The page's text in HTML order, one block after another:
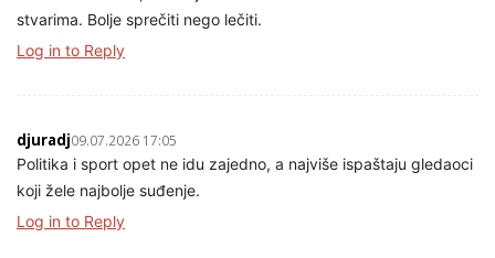
stvarima. Bolje sprečiti nego lečiti.
Log in to Reply
djuradj09.07.2026 17:05
Politika i sport opet ne idu zajedno, a najviše ispaštaju gledaoci
koji žele najbolje suđenje.
Log in to Reply